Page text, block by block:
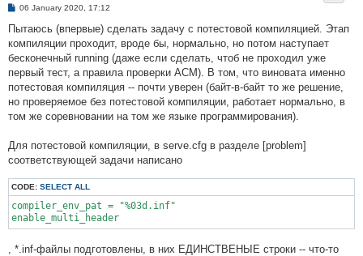
P
s
06 January 2020, 17:12
Пытаюсь (впервые) сделать задачу с потестовой компиляцией. Этап
компиляции проходит, вроде бы, нормально, но потом наступает
бесконечный running (даже если сделать, чтоб не проходил уже
первый тест, а правила проверки ACM). В том, что виновата именно
потестовая компиляция -- почти уверен (байт-в-байт то же решение,
но проверяемое без потестовой компиляции, работает нормально, в
том же соревновании на том же языке программирования).
Для потестовой компиляции, в serve.cfg в разделе [problem]
соответствующей задачи написано
CODE: SELECT ALL
compiler_env_pat = "%03d.inf"
enable_multi_header
, *.inf-файлы подготовлены, в них ЕДИНСТВЕНЫЕ строки -- что-то